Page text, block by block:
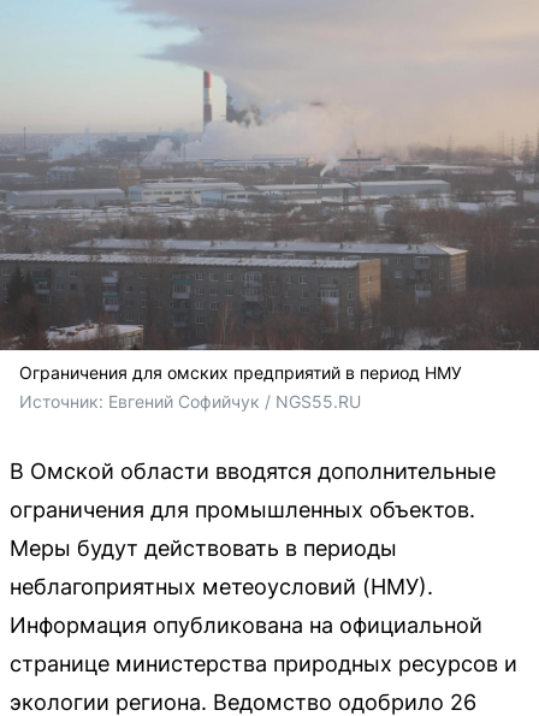
Ограничения для омских предприятий в период НМУ
Источник: Евгений Софийчук / NGS55.RU
В Омской области вводятся дополнительные
ограничения для промышленных объектов.
Меры будут действовать в периоды
неблагоприятных метеоусловий (НМУ).
Информация опубликована на официальной
странице министерства природных ресурсов и
экологии региона. Ведомство одобрило 26